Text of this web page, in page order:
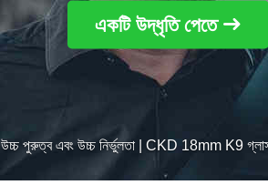
একটি উদ্ধৃতি পেতে
উচ্চ পুরুত্ব এবং উচ্চ নির্ভুলতা | CKD 18mm K9 গ্লাস